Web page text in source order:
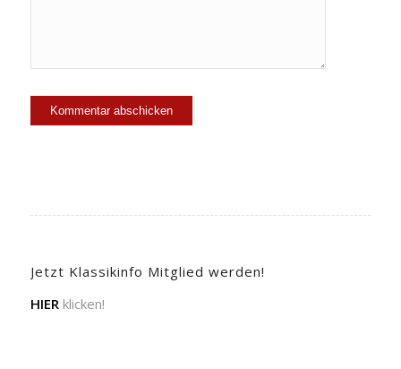
Jetzt Klassikinfo Mitglied werden!
HIERklicken!